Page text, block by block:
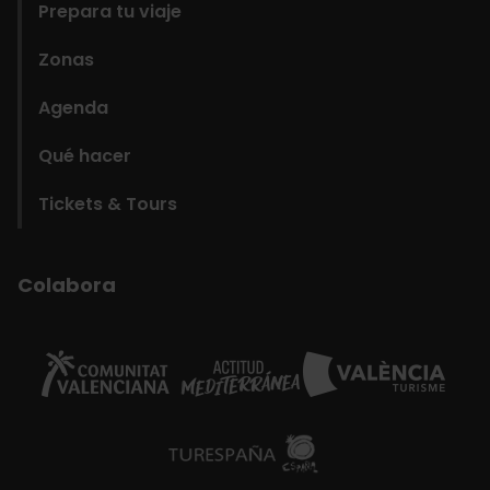
Prepara tu viaje
Zonas
Agenda
Qué hacer
Tickets & Tours
Colabora